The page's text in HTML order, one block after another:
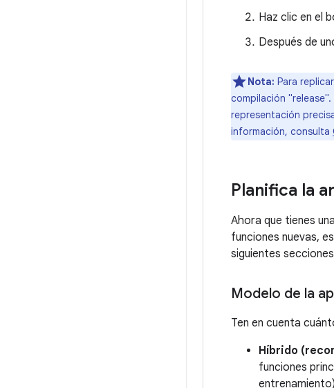
Haz clic en el
Después de
Nota: Para
compilación
representación
información, consulta
Planifica la
Ahora que tienes
funciones nuevas,
siguientes
Modelo de la
Ten en cuenta
Híbrido
funciones